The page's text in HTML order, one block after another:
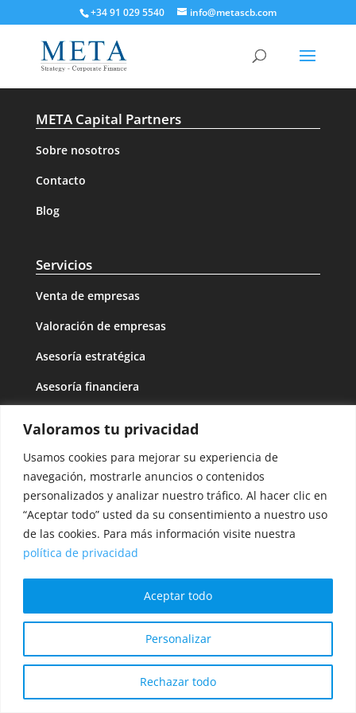
Valoramos tu privacidad
Usamos cookies para mejorar su experiencia de
navegación, mostrarle anuncios o contenidos
personalizados y analizar nuestro tráfico. Al hacer clic en
“Aceptar todo” usted da su consentimiento a nuestro uso
de las cookies. Para más información visite nuestra
política de privacidad
Personalizar
Rechazar todo
Aceptar todo
+34 91 029 5540 info@metascb.com
META Capital Partners
Sobre nosotros
Contacto
Blog
Servicios
Venta de empresas
Valoración de empresas
Asesoría estratégica
Asesoría financiera
RGPD
Aviso legal
Política de privacidad
Política de cookies
Síganos
© 2020.META Capital Partners. Todos los derechos